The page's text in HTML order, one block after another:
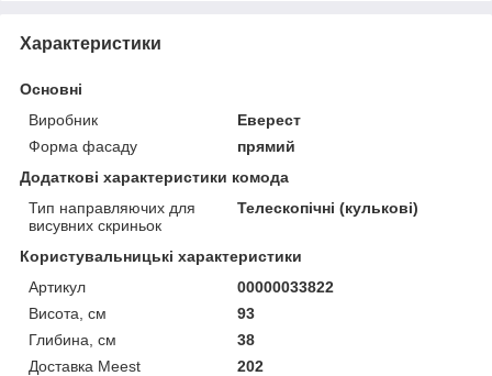
Характеристики
Основні
Виробник
Еверест
Форма фасаду
прямий
Додаткові характеристики комода
Тип направляючих для
висувних скриньок
Телескопічні (кулькові)
Користувальницькі характеристики
Артикул
00000033822
Висота, см
93
Глибина, см
38
Доставка Meest
202